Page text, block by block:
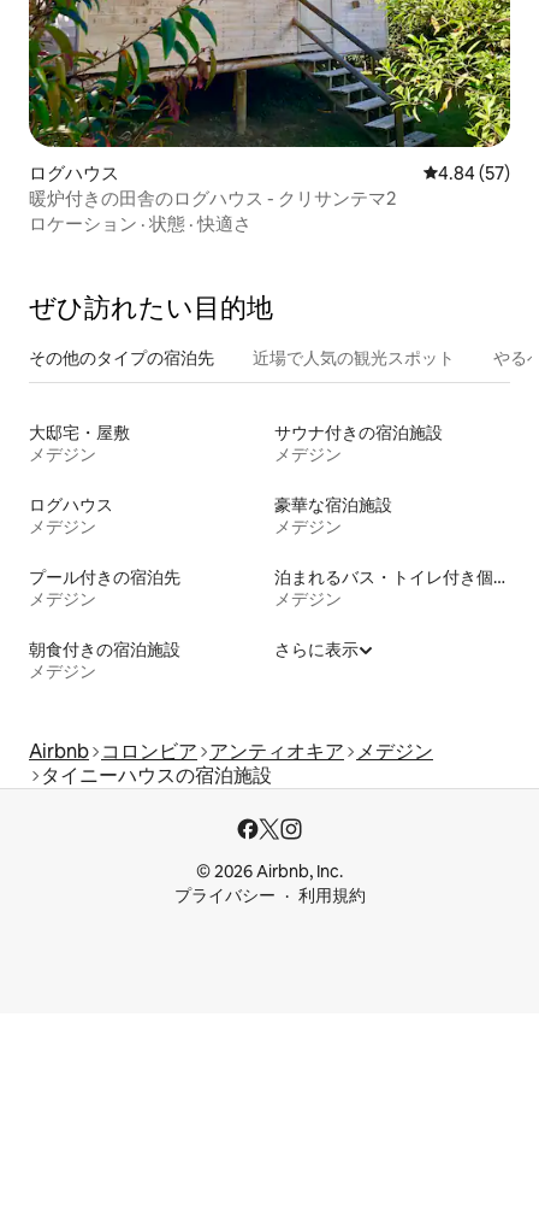
ログハウス レビュー57
4.84 (57)
暖炉付きの田舎のログハウス - クリサンテマ2
ロケーション · 状態 ·快適さ
ぜひ訪⁠れ⁠た⁠い目⁠的⁠地
その他のタ⁠イ⁠プ⁠の宿⁠泊⁠先 近場で人気の観光スポット やる
大邸宅・屋敷
メデジン
サウナ付きの宿泊施設
メデジン
ログハウス
メデジン
豪華な宿泊施設
メデジン
プール付きの宿泊先
メデジン
泊まれるバス・トイレ付き個室
メデジン
朝食付きの宿泊施設
メデジン
さらに表示
Airbnb コロンビア アンティオキア メデジン
タイニーハウスの宿泊施設
© 2026 Airbnb, Inc.
プライバシー
利用規約